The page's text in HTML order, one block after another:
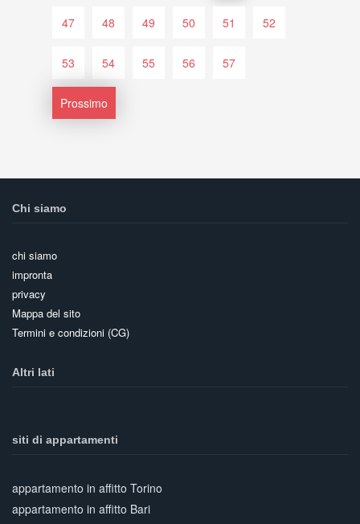
47 48 49 50 51 52
53 54 55 56 57
Prossimo
Chi siamo
chi siamo
impronta
privacy
Mappa del sito
Termini e condizioni (CG)
Altri lati
siti di appartamenti
appartamento in affitto Torino
appartamento in affitto Bari